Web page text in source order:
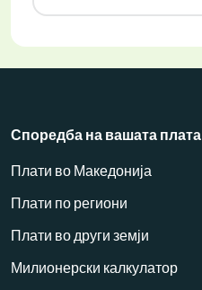
Споредба на вашата плата
Плати во Македонија
Плати по региони
Плати во други земји
Милионерски калкулатор